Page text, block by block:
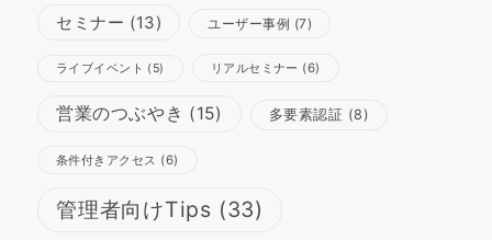
セミナー (13) ユーザー事例 (7)
ライブイベント (5) リアルセミナー (6)
営業のつぶやき (15) 多要素認証 (8)
条件付きアクセス (6)
管理者向けTips (33)